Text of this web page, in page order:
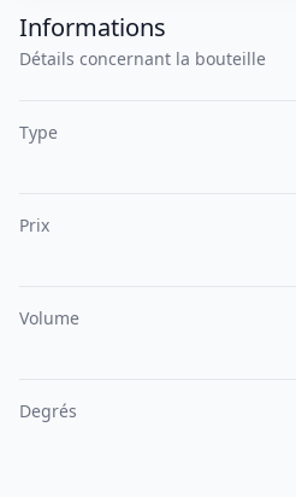
Informations
Détails concernant la bouteille
Type
Prix
Volume
Degrés